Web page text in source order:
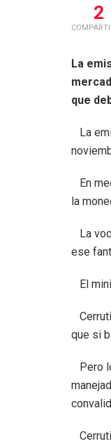
2
La
que
La
En
la
La
ese
El
que si
Pero